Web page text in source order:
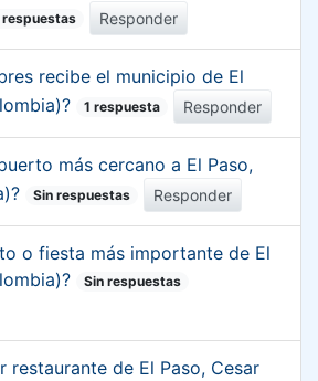
respuestas Responder
recibe el municipio de El
1 respuesta Responder
más cercano a El Paso,
Sin respuestas Responder
o fiesta más importante de El
Sin respuestas
restaurante de El Paso, Cesar